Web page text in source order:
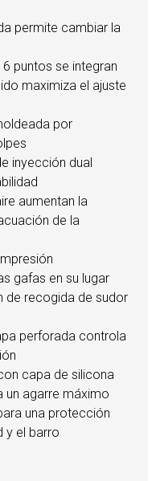
permite cambiar la
puntos se integran
maximiza el ajuste
por
inyección dual
aumentan la
de la
gafas en su lugar
de recogida de sudor
perforada controla
capa de silicona
un agarre máximo
una protección
y el barro